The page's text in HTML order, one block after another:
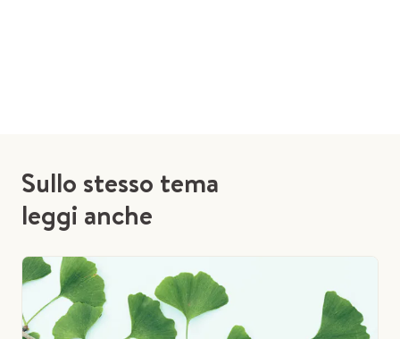
Sullo stesso tema
leggi anche